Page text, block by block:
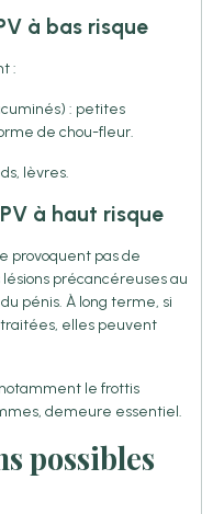
à bas risque
:
: petites
de chou-fleur.
lèvres.
à haut risque
provoquent pas de
précancéreuses au
pénis. À long terme, si
elles peuvent
le frottis
demeure essentiel.
possibles